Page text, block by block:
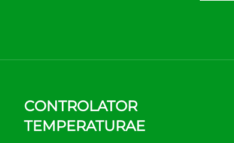
CONTROLATOR
TEMPERATURAE